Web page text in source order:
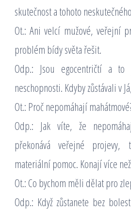
skutečnost a tohoto
Ot.: Ani velcí mužové, veřejní
problém bídy světa řešit.
Odp.: Jsou egocentričtí a
neschopnosti. Kdyby zůstávali v
Ot.: Proč nepomáhají
Odp.: Jak víte, že
překonává veřejné
materiální pomoc. Konají více
Ot.: Co bychom měli dělat pro
Odp.: Když zůstanete bez